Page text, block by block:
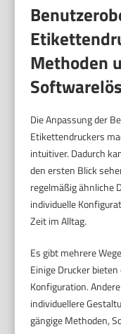
Methoden
Die Anpassung der
Etikettendruckers
intuitiver. Dadurch
den ersten Blick
regelmäßig ähnliche
individuelle
Zeit im Alltag.
Es gibt mehrere
Einige Drucker
Konfiguration.
individuellere
gängige Methoden,